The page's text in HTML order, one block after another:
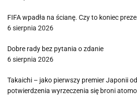
FIFA wpadła na ścianę. Czy to koniec
6 sierpnia 2026
Dobre rady bez pytania o zdanie
6 sierpnia 2026
Takaichi – jako pierwszy premier Japonii
potwierdzenia wyrzeczenia się broni